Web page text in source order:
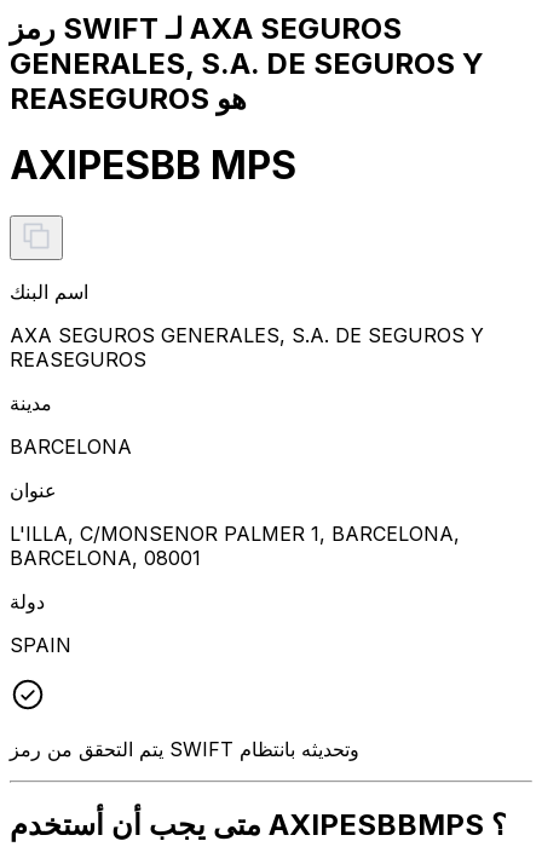
رمز SWIFT لـ AXA SEGUROS
GENERALES, S.A. DE SEGUROS Y
REASEGUROS هو
AXIPESBB MPS
اسم البنك
AXA SEGUROS GENERALES, S.A. DE SEGUROS Y
REASEGUROS
مدينة
BARCELONA
عنوان
L'ILLA, C/MONSENOR PALMER 1, BARCELONA,
BARCELONA, 08001
دولة
SPAIN
يتم التحقق من رمز SWIFT وتحديثه بانتظام
متى يجب أن أستخدم AXIPESBBMPS ؟